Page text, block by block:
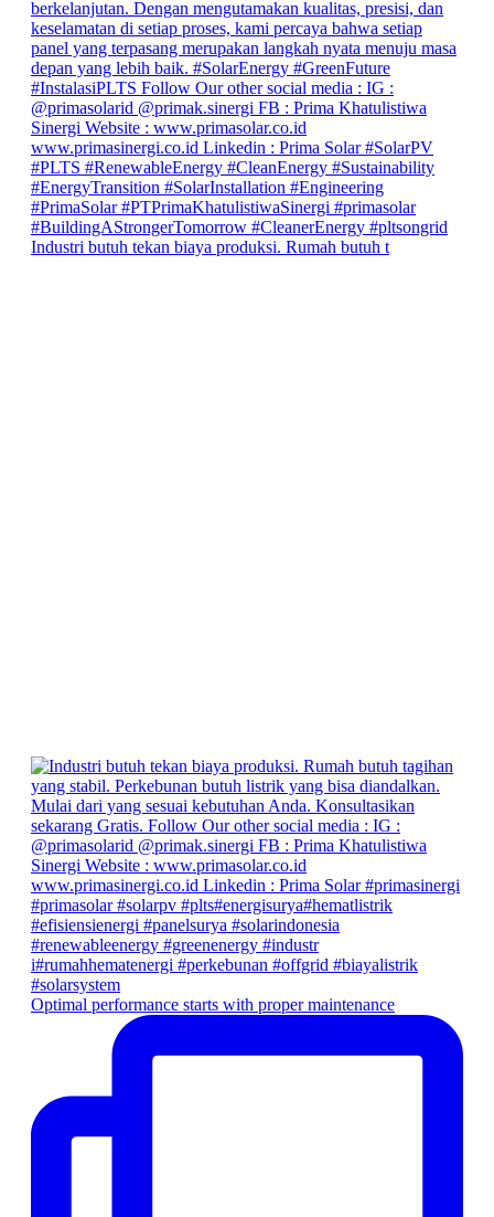
Industri butuh tekan biaya produksi. Rumah butuh t
Optimal performance starts with proper maintenance